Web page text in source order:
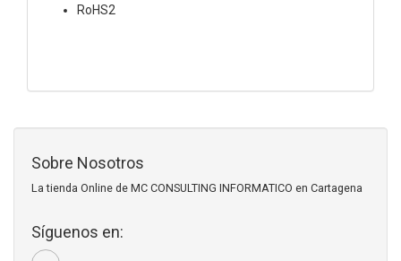
RoHS2
Sobre Nosotros
La tienda Online de MC CONSULTING INFORMATICO en Cartagena
Síguenos en: